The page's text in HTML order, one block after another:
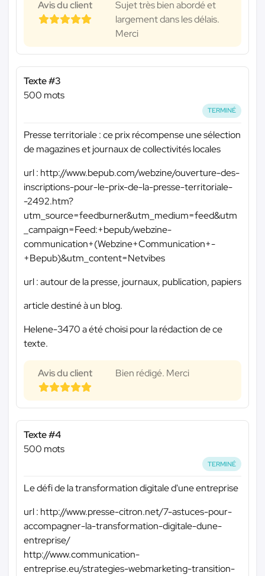
Avis du client
Sujet très bien abordé et
largement dans les délais.
Merci
Texte #3
500 mots
TERMINÉ
Presse territoriale : ce prix récompense une sélection
de magazines et journaux de collectivités locales
url : http://www.bepub.com/webzine/ouverture-des-
inscriptions-pour-le-prix-de-la-presse-territoriale-
-2492.htm?
utm_source=feedburner&utm_medium=feed&utm
_campaign=Feed:+bepub/webzine-
communication+(Webzine+Communication+-
+Bepub)&utm_content=Netvibes
url : autour de la presse, journaux, publication, papiers
article destiné à un blog.
Helene-3470 a été choisi pour la rédaction de ce
texte.
Avis du client Bien rédigé. Merci
Texte #4
500 mots
TERMINÉ
Le défi de la transformation digitale d'une entreprise
url : http://www.presse-citron.net/7-astuces-pour-
accompagner-la-transformation-digitale-dune-
entreprise/
http://www.communication-
entreprise.eu/strategies-webmarketing-transition-